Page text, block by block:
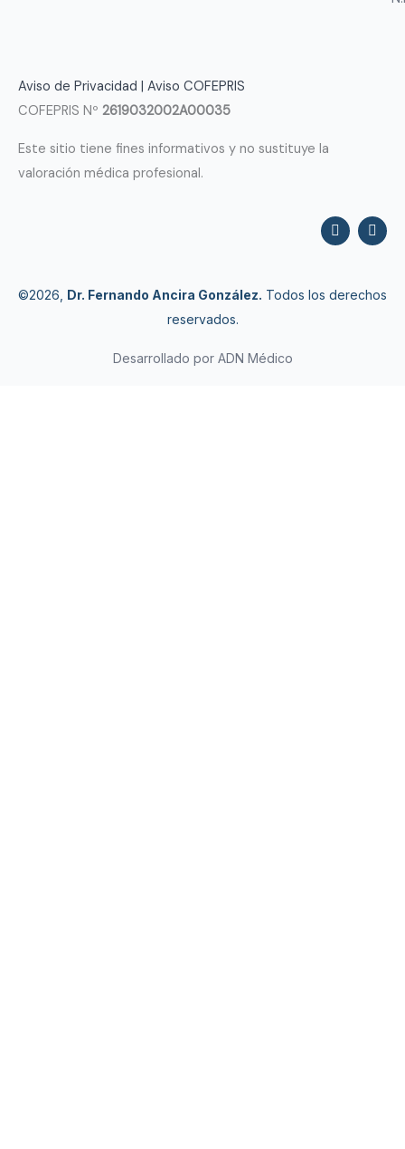
Aviso de Privacidad | Aviso COFEPRIS
COFEPRIS Nº 2619032002A00035
Este sitio tiene fines informativos y no sustituye la
valoración médica profesional.
F
a
c
o
I
n
s
g
©2026, Dr. Fernando Ancira González. Todos los derechos
reservados.
Desarrollado por ADN Médico